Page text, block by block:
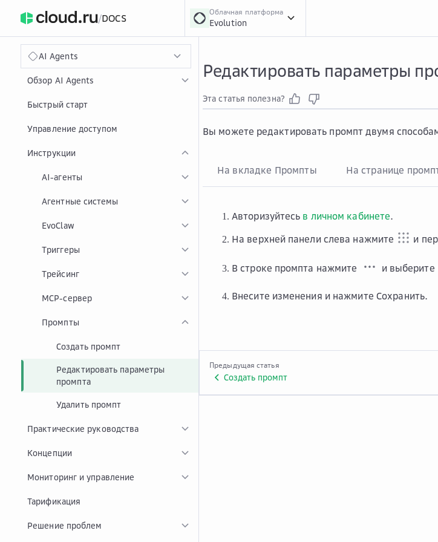
/DOCS
Облачная платформа
Evolution
AI Agents
Обзор AI Agents
Быстрый старт
Управление доступом
Инструкции
AI-агенты
Агентные системы
EvoClaw
Триггеры
Трейсинг
MCP-сервер
Промпты
Создать промпт
Редактировать параметры
промпта
Удалить промпт
Практические руководства
Концепции
Мониторинг и управление
Тарификация
Решение проблем
Редактировать параметры
Эта статья полезна?
Вы можете редактировать промпт двумя
На вкладке Промпты На странице
Авторизуйтесь в личном кабинете.
На верхней панели слева нажмите
и
В строке промпта нажмите и выберите
Внесите изменения и нажмите Сохранить.
Предыдущая статья
Создать промпт